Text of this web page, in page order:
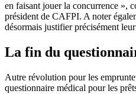
en faisant jouer la concurrence »,
président de CAFPI. A noter
désormais justifier précisément
La fin du
Autre révolution pour les
questionnaire médical pour les